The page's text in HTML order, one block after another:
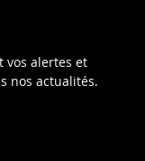
vos alertes et
nos actualités.